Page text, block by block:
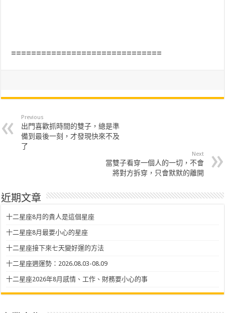
==============================
Previous
出門喜歡抓時間的雙子，總是準
備到最後一刻，才發現快來不及
了
Next
當雙子看穿一個人的一切，不會
將對方拆穿，只會默默的離開
近期文章
十二星座8月的貴人是這個星座
十二星座8月最要小心的星座
十二星座接下來七天變好運的方法
十二星座週運勢：2026.08.03-08.09
十二星座2026年8月感情、工作、財務要小心的事